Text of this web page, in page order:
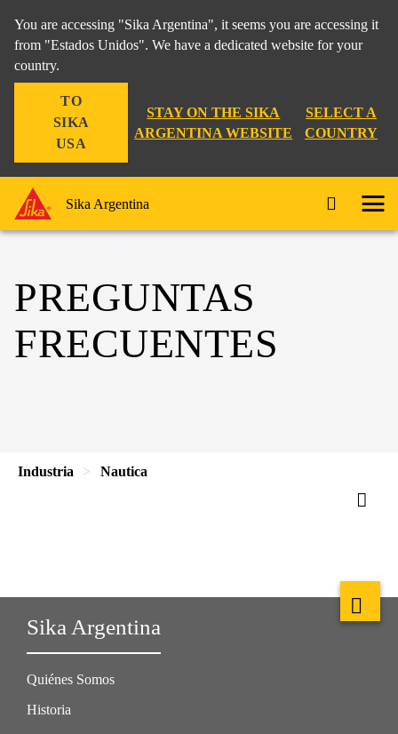
You are accessing "Sika Argentina", it seems you are accessing it
from "Estados Unidos". We have a dedicated website for your
country.
TO
SIKA
USA
STAY ON THE SIKA
ARGENTINA WEBSITE
SELECT A
COUNTRY
Sika Argentina
PREGUNTAS
FRECUENTES
Industria Nautica
Sika Argentina
Quiénes Somos
Historia